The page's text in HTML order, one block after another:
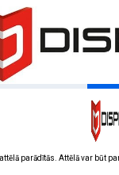
parādītās. Attēlā var būt